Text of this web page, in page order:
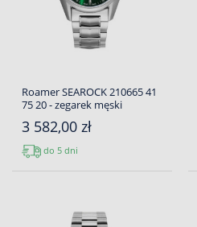
Roamer SEAROCK 210665 41
75 20 - zegarek męski
3 582,00 zł
do 5 dni